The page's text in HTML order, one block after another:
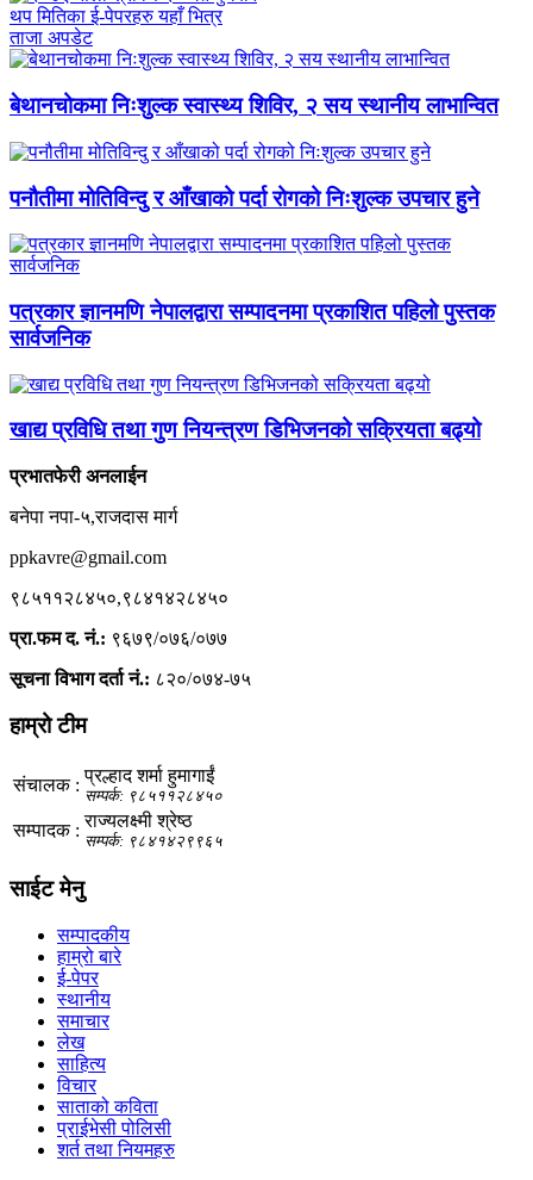
थप मितिका ई-पेपरहरु यहाँ भित्र
ताजा अपडेट
बेथानचोकमा निःशुल्क स्वास्थ्य शिविर, २ सय स्थानीय लाभान्वित
पनौतीमा मोतिविन्दु र आँखाको पर्दा रोगको निःशुल्क उपचार हुने
पत्रकार ज्ञानमणि नेपालद्वारा सम्पादनमा प्रकाशित पहिलो पुस्तक
सार्वजनिक
खाद्य प्रविधि तथा गुण नियन्त्रण डिभिजनको सक्रियता बढ्यो
प्रभातफेरी अनलाईन
बनेपा नपा-५,राजदास मार्ग
ppkavre@gmail.com
९८५११२८४५०,९८४१४२८४५०
प्रा.फम द. नं.: ९६७९/०७६/०७७
सूचना विभाग दर्ता नं.: ८२०/०७४-७५
हाम्रो टीम
संचालक : प्रल्हाद शर्मा हुमागाईं
सम्पर्क: ९८५११२८४५०
सम्पादक : राज्यलक्ष्मी श्रेष्ठ
सम्पर्क: ९८४१४२९९६५
साईट मेनु
सम्पादकीय
हाम्रो बारे
ई-पेपर
स्थानीय
समाचार
लेख
साहित्य
विचार
साताको कविता
प्राईभेसी पोलिसी
शर्त तथा नियमहरु